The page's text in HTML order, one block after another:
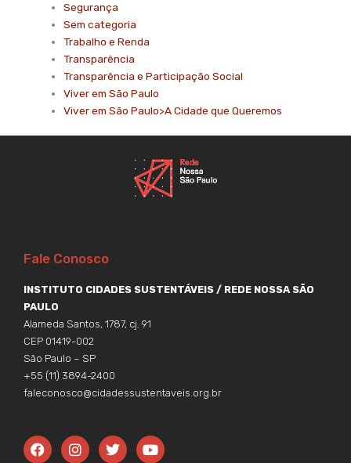
Segurança
Sem categoria
Trabalho e Renda
Transparência
Transparência e Participação Social
Viver em São Paulo
Viver em São Paulo>A Cidade que Queremos
Fale Conosco
INSTITUTO CIDADES SUSTENTÁVEIS / REDE NOSSA SÃO
PAULO
Alameda Santos, 1787, cj. 91
CEP 01419-002
São Paulo – SP
+55 (11) 3894-2400
faleconosco@cidadessustentaveis.org.br
F
a
I
n
T
w
Y
o